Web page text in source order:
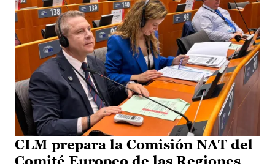
CLM prepara la Comisión NAT del